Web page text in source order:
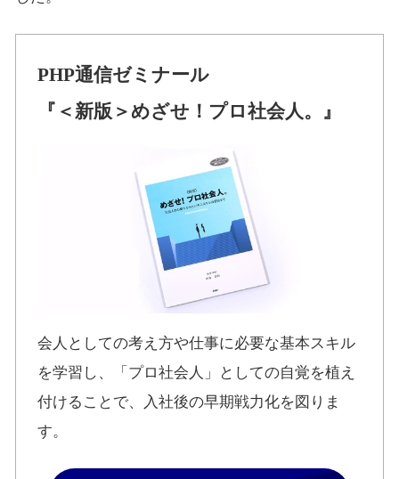
PHP通信ゼミナール
『＜新版＞めざせ！プロ社会人。』
会人としての考え方や仕事に必要な基本スキル
を学習し、「プロ社会人」としての自覚を植え
付けることで、入社後の早期戦力化を図りま
す。